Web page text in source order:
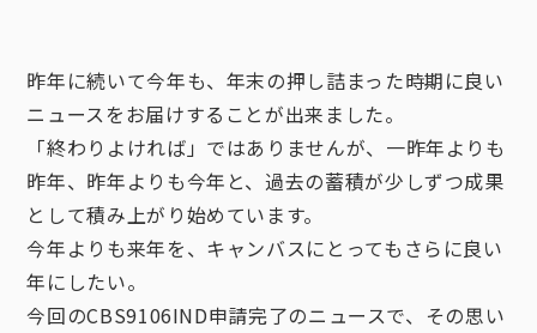
昨年に続いて今年も、年末の押し詰まった時期に良い
ニュースをお届けすることが出来ました。
「終わりよければ」ではありませんが、一昨年よりも
昨年、昨年よりも今年と、過去の蓄積が少しずつ成果
として積み上がり始めています。
今年よりも来年を、キャンバスにとってもさらに良い
年にしたい。
今回のCBS9106IND申請完了のニュースで、その思い